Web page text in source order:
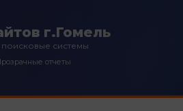
г.Гомель
системы
отчеты